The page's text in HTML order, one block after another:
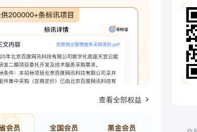
查看全部权益